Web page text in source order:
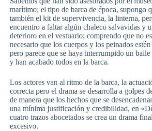
marítimo; el tipo de barca de época, supongo
también el kit de supervivencia, la linterna,
encuentro a faltar algún chaleco salvavidas y
deterioro en el vestuario; comprendo que no es
necesario que los cuerpos y los peinados
pero parece que se haya interrumpido un baile
y han acabado todos en la barca.
Los actores van al ritmo de la barca, la
correcta pero el drama se desarrolla a golpes
de manera que los hechos que se
una mínima justificación y credibilidad, en
cuatro trazos abocetados se crea un drama final
excesivo.